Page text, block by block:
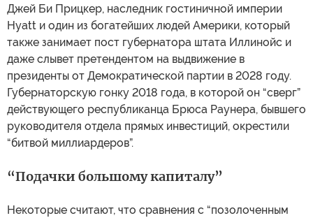
Джей Би Прицкер, наследник гостиничной империи
Hyatt и один из богатейших людей Америки, который
также занимает пост губернатора штата Иллинойс и
даже слывет претендентом на выдвижение в
президенты от Демократической партии в 2028 году.
Губернаторскую гонку 2018 года, в которой он “сверг”
действующего республиканца Брюса Раунера, бывшего
руководителя отдела прямых инвестиций, окрестили
“битвой миллиардеров”.
“Подачки большому капиталу”
Некоторые считают, что сравнения с “позолоченным